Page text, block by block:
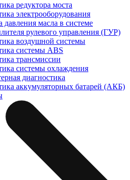
редуктора моста
электрооборудования
давления масла в системе
рулевого управления (ГУР)
воздушной системы
системы ABS
трансмиссии
системы охлаждения
диагностика
аккумуляторных батарей (АКБ)